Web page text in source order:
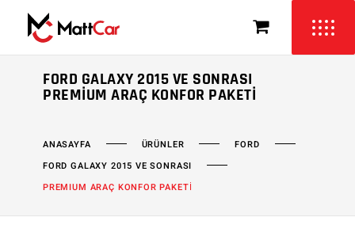
FORD GALAXY 2015 VE SONRASI
PREMIUM ARAÇ KONFOR PAKETI
ANASAYFA ÜRÜNLER
FORD
FORD GALAXY 2015 VE SONRASI
PREMIUM ARAÇ KONFOR PAKETİ